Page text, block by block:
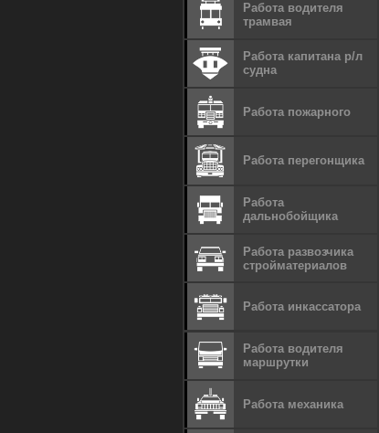
Работа водителя
трамвая
Работа капитана р/л
судна
Работа пожарного
Работа перегонщика
Работа
дальнобойщика
Работа развозчика
стройматериалов
Работа инкассатора
Работа водителя
маршрутки
Работа механика